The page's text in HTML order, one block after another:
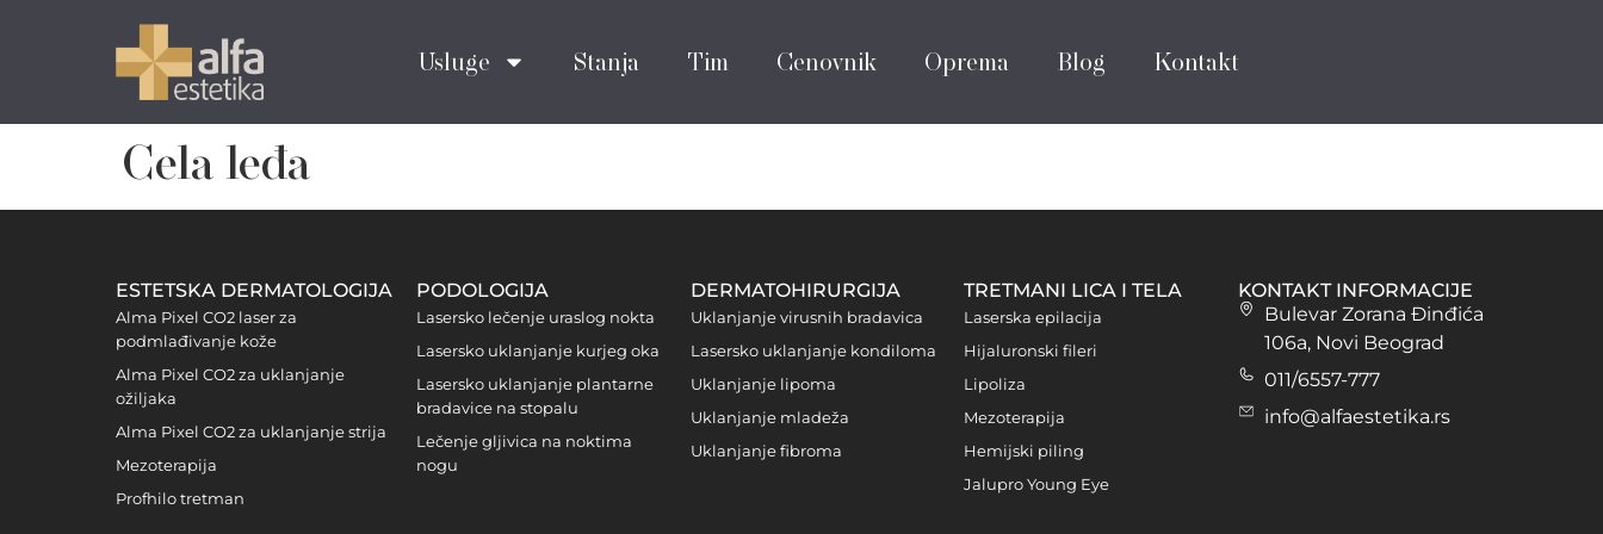
Usluge Stanja Tim Cenovnik Oprema Blog Kontakt
Cela leđa
ESTETSKA DERMATOLOGIJA
Alma Pixel CO2 laser za
podmlađivanje kože
Alma Pixel CO2 za uklanjanje
ožiljaka
Alma Pixel CO2 za uklanjanje strija
Mezoterapija
Profhilo tretman
PODOLOGIJA
Lasersko lečenje uraslog nokta
Lasersko uklanjanje kurjeg oka
Lasersko uklanjanje plantarne
bradavice na stopalu
Lečenje gljivica na noktima
nogu
DERMATOHIRURGIJA
Uklanjanje virusnih bradavica
Lasersko uklanjanje kondiloma
Uklanjanje lipoma
Uklanjanje mladeža
Uklanjanje fibroma
TRETMANI LICA I TELA
Laserska epilacija
Hijaluronski fileri
Lipoliza
Mezoterapija
Hemijski piling
Jalupro Young Eye
KONTAKT INFORMACIJE
Bulevar Zorana Đinđića
106a, Novi Beograd
011/6557-777
info@alfaestetika.rs